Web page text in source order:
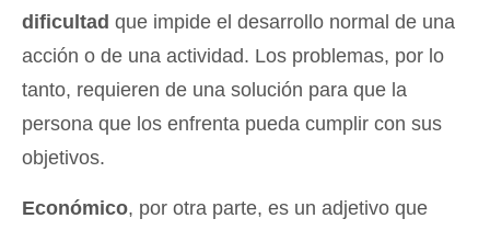
dificultad que impide el desarrollo normal de una
acción o de una actividad. Los problemas, por lo
tanto, requieren de una solución para que la
persona que los enfrenta pueda cumplir con sus
objetivos.
Económico, por otra parte, es un adjetivo que